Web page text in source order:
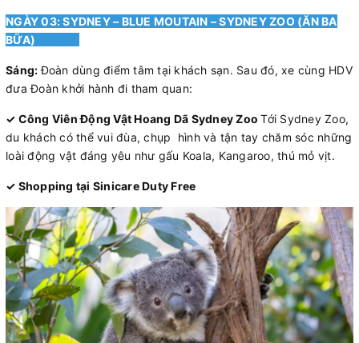
NGÀY 03: SYDNEY – BLUE MOUTAIN – SYDNEY ZOO (ĂN BA
BỮA)
Sáng:Đoàn dùng điểm tâm tại khách sạn. Sau đó, xe cùng HDV
đưa Đoàn khởi hành đi tham quan:
✓ Công Viên Động Vật Hoang Dã Sydney ZooTới Sydney Zoo,
du khách có thể vui đùa, chụp hình và tận tay chăm sóc những
loài động vật đáng yêu như gấu Koala, Kangaroo, thú mỏ vịt.
✓ Shopping tại Sinicare Duty Free